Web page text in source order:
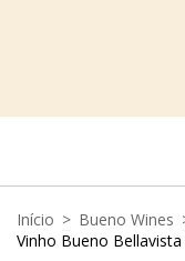
Início > Bueno Wines
Vinho Bueno